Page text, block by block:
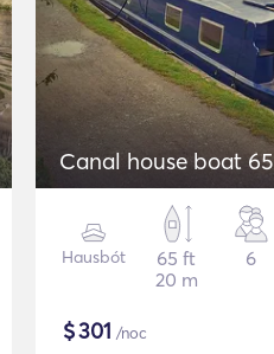
Canal house boat 65
Hausbót
65 ft
20 m
6
$301 /noc